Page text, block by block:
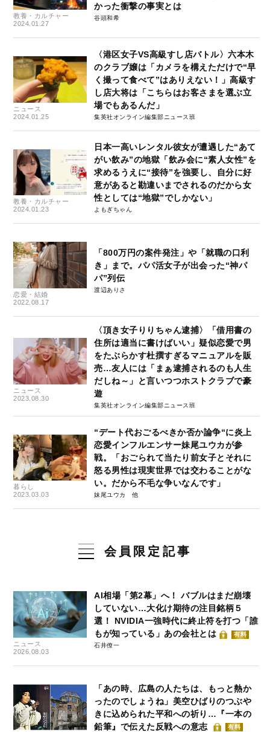
教養・カルチャー
2024.01.27
かった衝撃の事実とは
谷頭和希
ニュース
2024.01.25
〈港区女子VS高級すし店バトル〉六本木
のクラブ嬢は「カメラを構えただけで“早
く撮って食べて”はありえない！」高級す
し店大将は「こちらはお客さまを選ぶ立
場でもあるんだ」
集英社オンライン編集部ニュース班
教養・カルチャー
2024.01.23
日本一高いレンタル彼女が遭遇した“あて
がい飲み”の地獄「飲み会に“素人女性”を
求めるうえに“接待”を強要し、自分に好
意があると勘違いまでされるのだから女
性としては“地獄”でしかない」
よもぎちゃん
恋愛・結婚
2022.08.17
「800万円の案件発注」や「就職の口利
き」まで。パパ活女子が出会った“神パ
パ”列伝
渡辺ありさ
ニュース
2023.08.30
〈頂き女子りりちゃん逮捕〉「借用書の
住所は適当に書けばいい」疑似恋愛で男
をたぶらかす杜撰すぎるマニュアルを販
売…友人には「まぁ逮捕されるのも人生
だしね～」と言いつつホストクラブで豪
遊
集英社オンライン編集部ニュース班
暮らし
2023.03.03
“デート代おごるべきか否か論争“に炎上
恋愛インフルエンサー妹尾ユウカが参
戦。「おごられて当たり前女子とそれに
怒る男性は現実世界では交わることがな
い。だから不毛な争いなんです」
妹尾ユウカ
会員限定記事
ニュース
2026.08.03
AI相場「第2幕」へ！ バブルはまだ崩壊
していない…大化け期待の注目銘柄５
選！ NVIDIA一強時代に終止符を打つ「誰
もが知っている」あの会社とは
有料
石井僚一
「あの時、広島の人たちは、もっと熱か
ったのでしょうね」美空ひばりのつぶや
きに込められた平和への祈り…『一本の
鉛筆』で伝えた反戦への意志
有料